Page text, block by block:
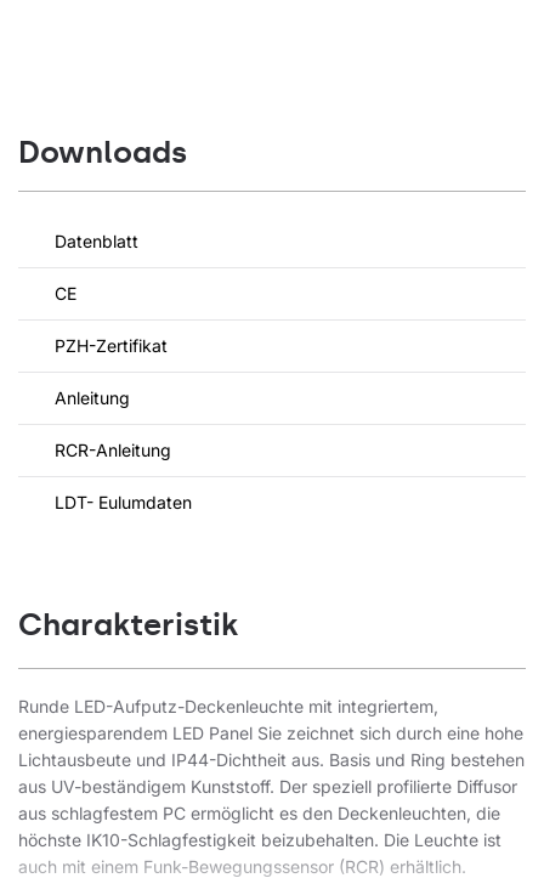
Downloads
Datenblatt
CE
PZH-Zertifikat
Anleitung
RCR-Anleitung
LDT- Eulumdaten
Charakteristik
Runde LED-Aufputz-Deckenleuchte mit integriertem,
energiesparendem LED Panel Sie zeichnet sich durch eine hohe
Lichtausbeute und IP44-Dichtheit aus. Basis und Ring bestehen
aus UV-beständigem Kunststoff. Der speziell profilierte Diffusor
aus schlagfestem PC ermöglicht es den Deckenleuchten, die
höchste IK10-Schlagfestigkeit beizubehalten. Die Leuchte ist
auch mit einem Funk-Bewegungssensor (RCR) erhältlich.